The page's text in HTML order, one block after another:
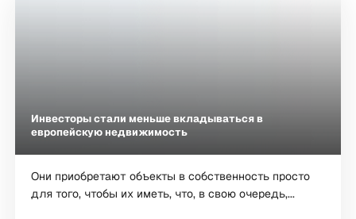
Инвесторы стали меньше вкладываться в
европейскую недвижимость
Они приобретают объекты в собственность просто
для того, чтобы их иметь, что, в свою очередь,...